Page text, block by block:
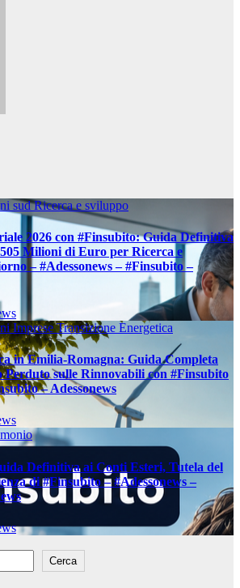
sudRicerca e sviluppo
2026 con #Finsubito: Guida Definitiva
Milioni di Euro per Ricerca e
– #Adessonews – #Finsubito –
ImpreseTransizione Energetica
in Emilia-Romagna: Guida Completa
Perduto sulle Rinnovabili con #Finsubito
– Adessonews
Definitiva ai Conti Esteri, Tutela del
di #Finsubito – #Adessonews –
Cerca